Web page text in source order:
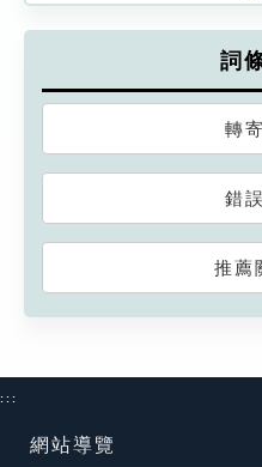
詞
轉
錯
推薦
:::
網站導覽